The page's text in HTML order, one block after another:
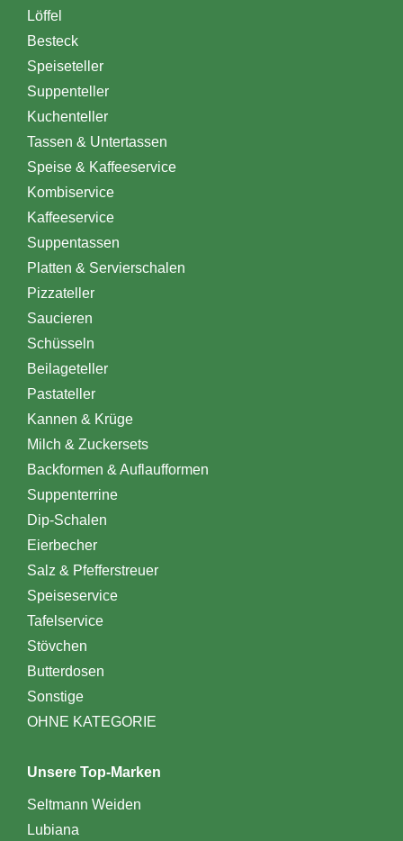
Löffel
Besteck
Speiseteller
Suppenteller
Kuchenteller
Tassen & Untertassen
Speise & Kaffeeservice
Kombiservice
Kaffeeservice
Suppentassen
Platten & Servierschalen
Pizzateller
Saucieren
Schüsseln
Beilageteller
Pastateller
Kannen & Krüge
Milch & Zuckersets
Backformen & Auflaufformen
Suppenterrine
Dip-Schalen
Eierbecher
Salz & Pfefferstreuer
Speiseservice
Tafelservice
Stövchen
Butterdosen
Sonstige
OHNE KATEGORIE
Unsere Top-Marken
Seltmann Weiden
Lubiana